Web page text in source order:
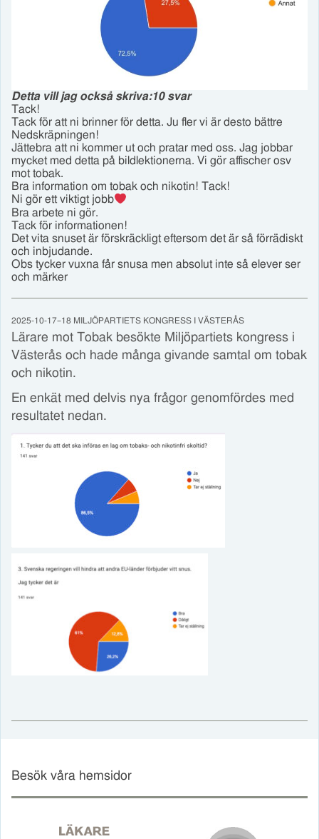
Detta vill jag också skriva:10 svar
Tack!
Tack för att ni brinner för detta. Ju fler vi är desto bättre
Nedskräpningen!
Jättebra att ni kommer ut och pratar med oss. Jag jobbar
mycket med detta på bildlektionerna. Vi gör affischer osv
mot tobak.
Bra information om tobak och nikotin! Tack!
Ni gör ett viktigt jobb
Bra arbete ni gör.
Tack för informationen!
Det vita snuset är förskräckligt eftersom det är så förrädiskt
och inbjudande.
Obs tycker vuxna får snusa men absolut inte så elever ser
och märker
2025-10-17–18 MILJÖPARTIETS KONGRESS I VÄSTERÅS
Lärare mot Tobak besökte Miljöpartiets kongress i
Västerås och hade många givande samtal om tobak
och nikotin.
En enkät med delvis nya frågor genomfördes med
resultatet nedan.
Besök våra hemsidor